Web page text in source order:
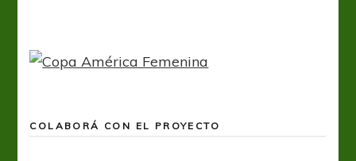
COLABORÁ CON EL PROYECTO